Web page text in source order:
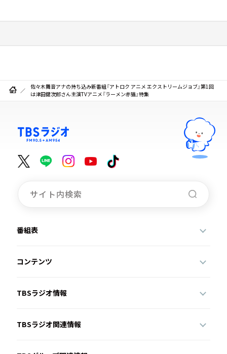
佐々木舞音アナの持ち込み新番組『アトロク アニメ エクストリームジョブ』第1回
は津田健次郎さん主演TVアニメ『ラーメン赤猫』特集
番組表
コンテンツ
TBSラジオ情報
TBSラジオ関連情報